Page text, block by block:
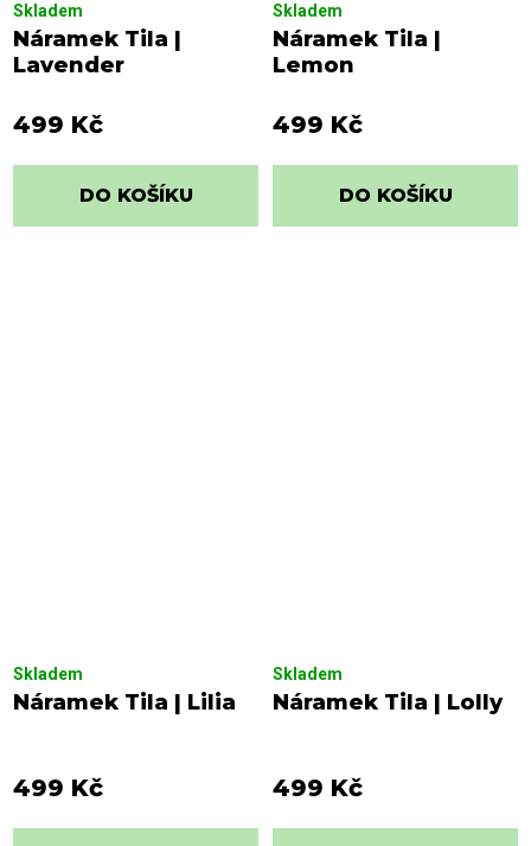
Náramek Tila |
Lavender
Skladem
499 Kč
DO KOŠÍKU
Náramek Tila |
Lemon
Skladem
499 Kč
DO KOŠÍKU
Náramek Tila | Lilia
Skladem
499 Kč
Náramek Tila | Lolly
Skladem
499 Kč